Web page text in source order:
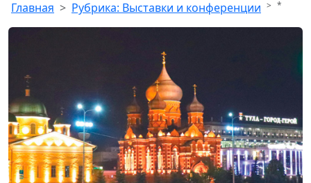
Главная Рубрика: Выставки и конференции *